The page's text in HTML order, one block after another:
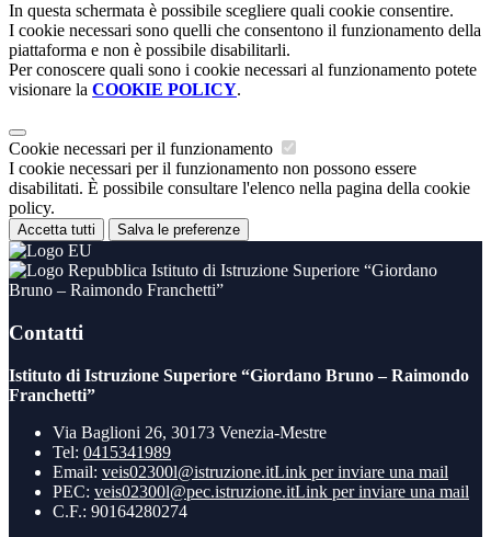
In questa schermata è possibile scegliere quali cookie consentire.
I cookie necessari sono quelli che consentono il funzionamento della
piattaforma e non è possibile disabilitarli.
Per conoscere quali sono i cookie necessari al funzionamento potete
visionare la COOKIE POLICY.
Cookie necessari per il funzionamento
I cookie necessari per il funzionamento non possono essere
disabilitati. È possibile consultare l'elenco nella pagina della cookie
policy.
Accetta tutti Salva le preferenze
Istituto di Istruzione Superiore “Giordano
Bruno – Raimondo Franchetti”
Contatti
Istituto di Istruzione Superiore “Giordano Bruno – Raimondo
Franchetti”
Via Baglioni 26, 30173 Venezia-Mestre
Tel: 0415341989
Email: veis02300l@istruzione.itLink per inviare una mail
PEC: veis02300l@pec.istruzione.itLink per inviare una mail
C.F.: 90164280274